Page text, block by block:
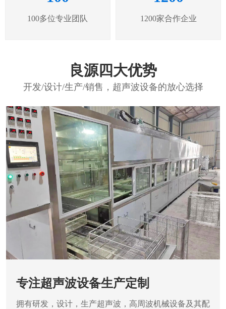
100多位专业团队 1200家合作企业
良源四大优势
开发/设计/生产/销售，超声波设备的放心选择
专注超声波设备生产定制
拥有研发，设计，生产超声波，高周波机械设备及其配